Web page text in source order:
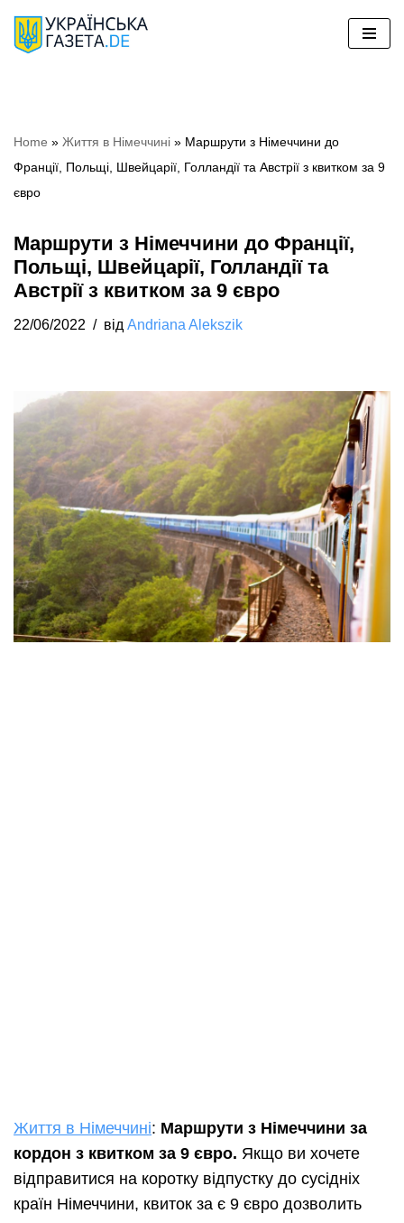
Перейти
Home » Життя в Німеччині » Маршрути з Німеччини до
Франції, Польщі, Швейцарії, Голландії та Австрії з квитком за 9
євро
Маршрути з Німеччини до Франції,
Польщі, Швейцарії, Голландії та
Австрії з квитком за 9 євро
22/06/2022 від Andriana Alekszik
Життя в Німеччині: Маршрути з Німеччини за
кордон з квитком за 9 євро. Якщо ви хочете
відправитися на коротку відпустку до сусідніх
країн Німеччини, квиток за є 9 євро дозволить